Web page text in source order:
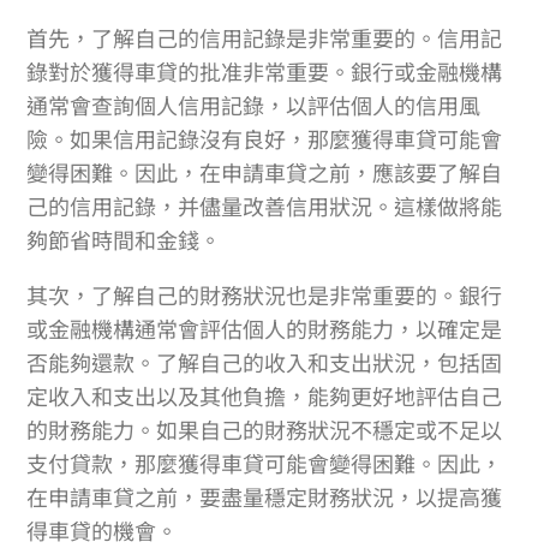
首先，了解自己的信用記錄是非常重要的。信用記
錄對於獲得車貸的批准非常重要。銀行或金融機構
通常會查詢個人信用記錄，以評估個人的信用風
險。如果信用記錄沒有良好，那麼獲得車貸可能會
變得困難。因此，在申請車貸之前，應該要了解自
己的信用記錄，并儘量改善信用狀況。這樣做將能
夠節省時間和金錢。
其次，了解自己的財務狀況也是非常重要的。銀行
或金融機構通常會評估個人的財務能力，以確定是
否能夠還款。了解自己的收入和支出狀況，包括固
定收入和支出以及其他負擔，能夠更好地評估自己
的財務能力。如果自己的財務狀況不穩定或不足以
支付貸款，那麼獲得車貸可能會變得困難。因此，
在申請車貸之前，要盡量穩定財務狀況，以提高獲
得車貸的機會。